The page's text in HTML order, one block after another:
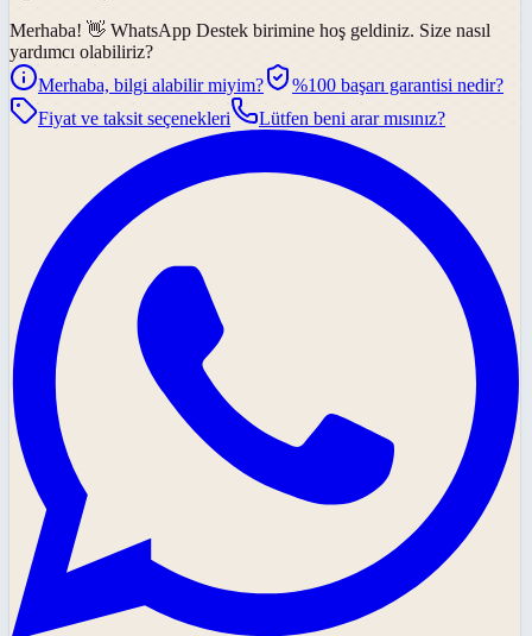
Merhaba! 👋 WhatsApp Destek birimine hoş geldiniz. Size nasıl
yardımcı olabiliriz?
Merhaba, bilgi alabilir miyim?
%100 başarı garantisi nedir?
Fiyat ve taksit seçenekleri
Lütfen beni arar mısınız?